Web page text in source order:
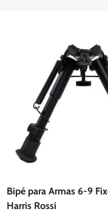
Bipé para Armas 6-9
Harris Rossi